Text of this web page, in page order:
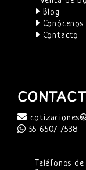
Blog
Conócenos
Contacto
55 6507 7538
Teléfonos